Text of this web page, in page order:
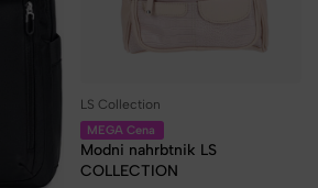
LS Collection
MEGA Cena
Modni nahrbtnik LS
COLLECTION